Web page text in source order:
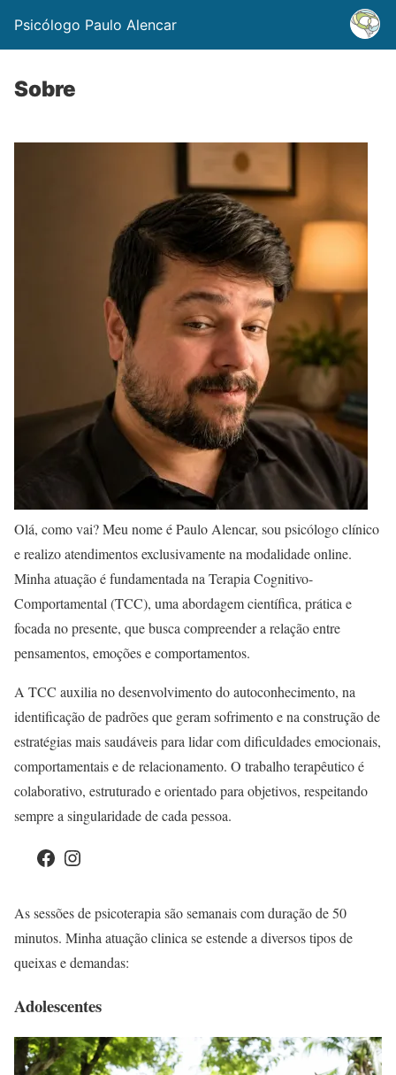
Psicólogo Paulo Alencar
Sobre
Olá, como vai? Meu nome é Paulo Alencar, sou psicólogo clínico
e realizo atendimentos exclusivamente na modalidade online.
Minha atuação é fundamentada na Terapia Cognitivo-
Comportamental (TCC), uma abordagem científica, prática e
focada no presente, que busca compreender a relação entre
pensamentos, emoções e comportamentos.
A TCC auxilia no desenvolvimento do autoconhecimento, na
identificação de padrões que geram sofrimento e na construção de
estratégias mais saudáveis para lidar com dificuldades emocionais,
comportamentais e de relacionamento. O trabalho terapêutico é
colaborativo, estruturado e orientado para objetivos, respeitando
sempre a singularidade de cada pessoa.
Facebook Instagram
As sessões de psicoterapia são semanais com duração de 50
minutos. Minha atuação clinica se estende a diversos tipos de
queixas e demandas:
Adolescentes